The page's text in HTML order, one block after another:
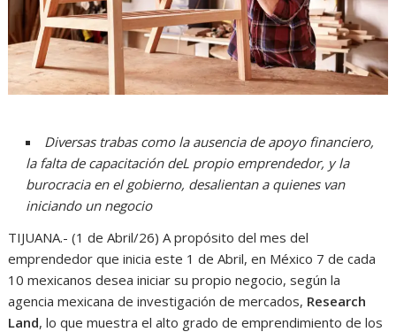
Diversas trabas como la ausencia de apoyo financiero,
la falta de capacitación deL propio emprendedor, y la
burocracia en el gobierno, desalientan a quienes van
iniciando un negocio
TIJUANA.- (1 de Abril/26) A propósito del mes del
emprendedor que inicia este 1 de Abril, en México 7 de cada
10 mexicanos desea iniciar su propio negocio, según la
agencia mexicana de investigación de mercados, Research
Land, lo que muestra el alto grado de emprendimiento de los